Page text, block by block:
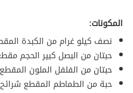
المكونات:
نصف كيلو غرام من الكبدة
حبتان من البصل كبير الحجم
حبتان من الفلفل الملون
حبة من الطماطم المقطع